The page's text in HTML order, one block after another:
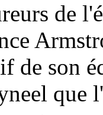
de
de son
que